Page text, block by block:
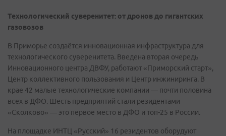
Технологический суверенитет: от дронов до гигантских
газовозов
В Приморье создаётся инновационная инфраструктура для
технологического суверенитета. Введена вторая очередь
Инновационного центра ДВФУ, работают «Приморский старт»,
Центр коллективного пользования и Центр инжиниринга. В
крае 42 малые технологические компании — почти половина
всех в ДФО. Шесть предприятий стали резидентами
«Сколково» — это первое место в ДФО и топ-25 в России.
На площадке ИНТЦ «Русский» 16 резидентов оборудуют